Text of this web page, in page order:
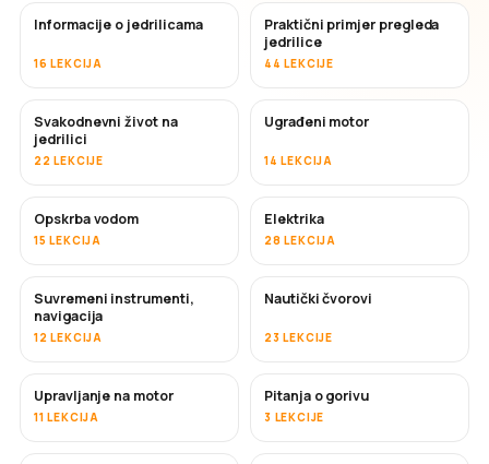
Informacije o jedrilicama
16 LEKCIJA
Praktični primjer pregleda
jedrilice
44 LEKCIJE
Svakodnevni život na
jedrilici
22 LEKCIJE
Ugrađeni motor
14 LEKCIJA
Opskrba vodom
15 LEKCIJA
Elektrika
28 LEKCIJA
Suvremeni instrumenti,
navigacija
12 LEKCIJA
Nautički čvorovi
23 LEKCIJE
Upravljanje na motor
11 LEKCIJA
Pitanja o gorivu
3 LEKCIJE